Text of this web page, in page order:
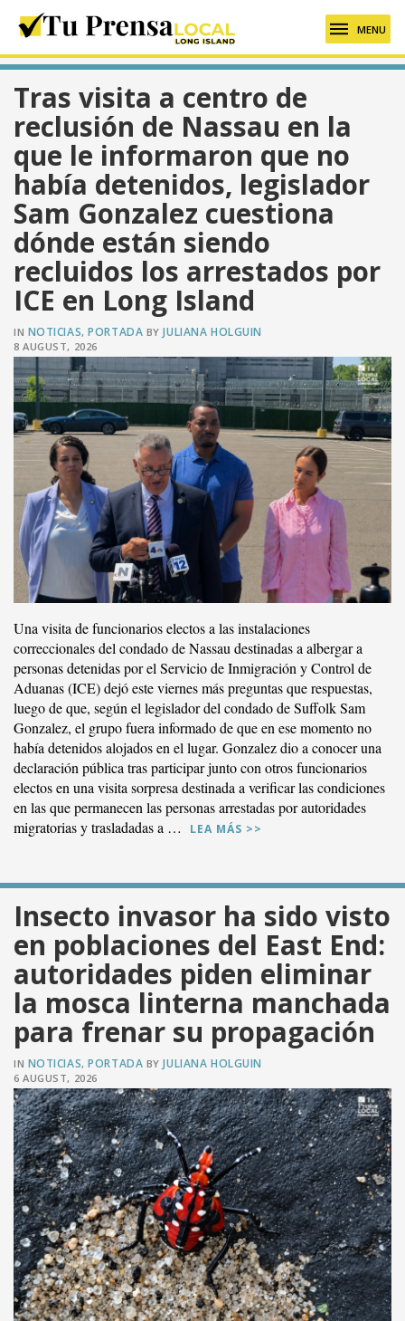
MENU
Tras visita a centro de
reclusión de Nassau en la
que le informaron que no
había detenidos, legislador
Sam Gonzalez cuestiona
dónde están siendo
recluidos los arrestados por
ICE en Long Island
IN NOTICIAS,PORTADA BYJULIANA HOLGUIN
8 AUGUST, 2026
VER PUBLICACIÓN
Una visita de funcionarios electos a las instalaciones
correccionales del condado de Nassau destinadas a albergar a
personas detenidas por el Servicio de Inmigración y Control de
Aduanas (ICE) dejó este viernes más preguntas que respuestas,
luego de que, según el legislador del condado de Suffolk Sam
Gonzalez, el grupo fuera informado de que en ese momento no
había detenidos alojados en el lugar. Gonzalez dio a conocer una
declaración pública tras participar junto con otros funcionarios
electos en una visita sorpresa destinada a verificar las condiciones
en las que permanecen las personas arrestadas por autoridades
migratorias y trasladadas a …
LEA MÁS >>
Insecto invasor ha sido visto
en poblaciones del East End:
autoridades piden eliminar
la mosca linterna manchada
para frenar su propagación
IN NOTICIAS,PORTADA BYJULIANA HOLGUIN
6 AUGUST, 2026